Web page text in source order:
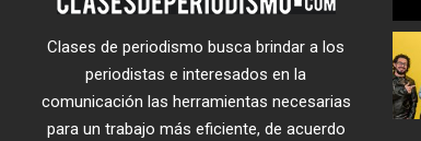
Clases de periodismo busca brindar a los
periodistas e interesados en la
comunicación las herramientas necesarias
para un trabajo más eficiente, de acuerdo